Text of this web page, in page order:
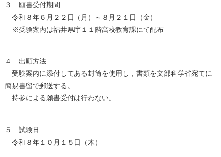
３ 願書受付期間
令和８年６月２２日（月）～８月２１日（金）
※受験案内は福井県庁１１階高校教育課にて配布
４ 出願方法
受験案内に添付してある封筒を使用し，書類を文部科学省宛てに
簡易書留で郵送する。
持参による願書受付は行わない。
５ 試験日
令和８年１０月１５日（木）